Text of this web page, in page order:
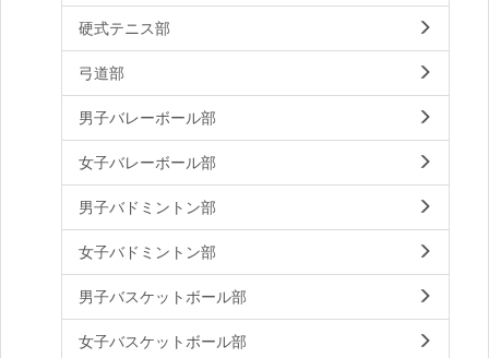
硬式テニス部
弓道部
男子バレーボール部
女子バレーボール部
男子バドミントン部
女子バドミントン部
男子バスケットボール部
女子バスケットボール部